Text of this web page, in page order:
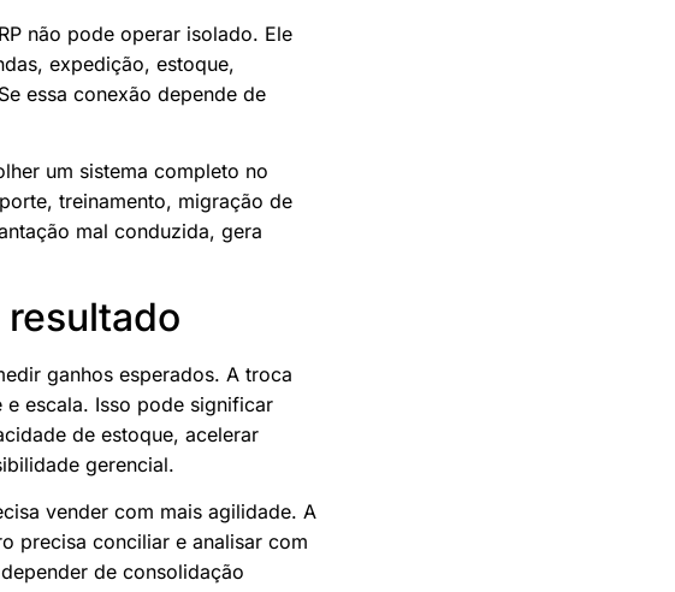
não pode operar isolado. Ele
expedição, estoque,
essa conexão depende de
um sistema completo no
treinamento, migração de
mal conduzida, gera
ganhos esperados. A troca
escala. Isso pode significar
de estoque, acelerar
gerencial.
vender com mais agilidade. A
precisa conciliar e analisar com
de consolidação